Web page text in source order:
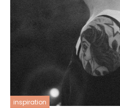
inspiration